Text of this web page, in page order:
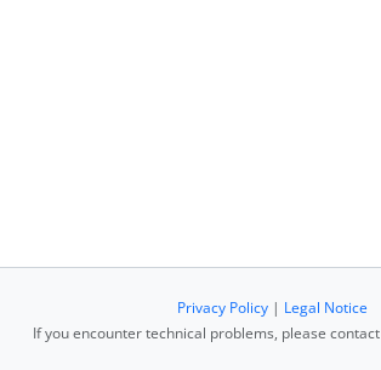
Privacy Policy| Legal Notice
If you encounter technical problems, please contact